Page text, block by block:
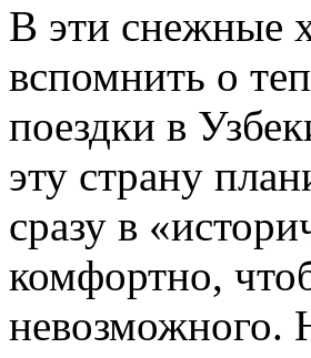
В эти снежные
вспомнить о
поездки в
эту страну
сразу в
комфортно,
невозможного.